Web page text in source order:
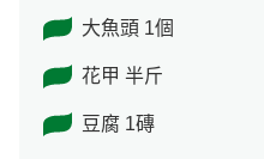
大魚頭 1個
花甲 半斤
豆腐 1磚